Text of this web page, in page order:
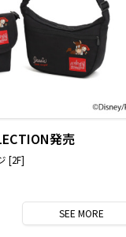
発売
[2F]
SEEMORE